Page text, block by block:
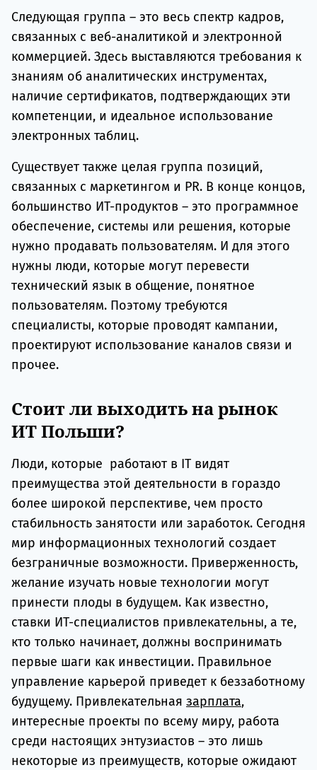
Следующая группа – это весь спектр кадров,
связанных с веб-аналитикой и электронной
коммерцией. Здесь выставляются требования к
знаниям об аналитических инструментах,
наличие сертификатов, подтверждающих эти
компетенции, и идеальное использование
электронных таблиц.
Существует также целая группа позиций,
связанных с маркетингом и PR. В конце концов,
большинство ИТ-продуктов – это программное
обеспечение, системы или решения, которые
нужно продавать пользователям. И для этого
нужны люди, которые могут перевести
технический язык в общение, понятное
пользователям. Поэтому требуются
специалисты, которые проводят кампании,
проектируют использование каналов связи и
прочее.
Стоит ли выходить на рынок
ИТ Польши?
Люди, которые работают в IT видят
преимущества этой деятельности в гораздо
более широкой перспективе, чем просто
стабильность занятости или заработок. Сегодня
мир информационных технологий создает
безграничные возможности. Приверженность,
желание изучать новые технологии могут
принести плоды в будущем. Как известно,
ставки ИТ-специалистов привлекательны, а те,
кто только начинает, должны воспринимать
первые шаги как инвестиции. Правильное
управление карьерой приведет к беззаботному
будущему. Привлекательная зарплата,
интересные проекты по всему миру, работа
среди настоящих энтузиастов – это лишь
некоторые из преимуществ, которые ожидают